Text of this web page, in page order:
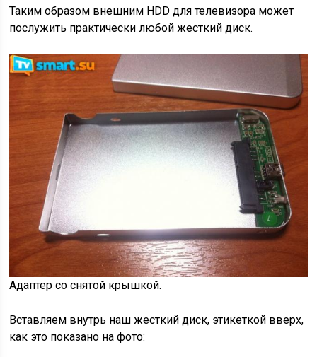
Таким образом внешним HDD для телевизора может
послужить практически любой жесткий диск.
Адаптер со снятой крышкой.
Вставляем внутрь наш жесткий диск, этикеткой вверх,
как это показано на фото: